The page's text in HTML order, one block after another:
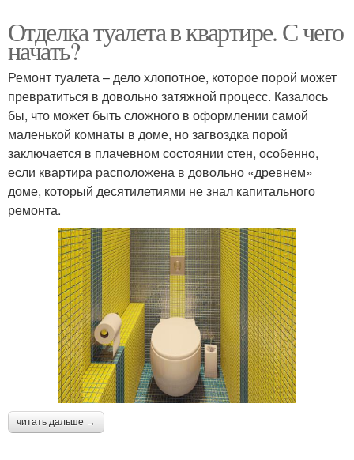
Отделка туалета в квартире. С чего
начать?
Ремонт туалета – дело хлопотное, которое порой может
превратиться в довольно затяжной процесс. Казалось
бы, что может быть сложного в оформлении самой
маленькой комнаты в доме, но загвоздка порой
заключается в плачевном состоянии стен, особенно,
если квартира расположена в довольно «древнем»
доме, который десятилетиями не знал капитального
ремонта.
читать дальше →